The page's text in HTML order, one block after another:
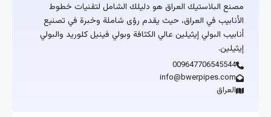
مصنع البلاستيك العراق هو دليلك الشامل لتقنيات خطوط
الأنابيب في العراق، حيث يقدم رؤى شاملة وخبرة في تصنيع
أنابيب البولي إيثيلين عالي الكثافة وبولي فينيل كلوريد والبولي
إيثيلين.
009647706545544
info@bwerpipes.com
العراق